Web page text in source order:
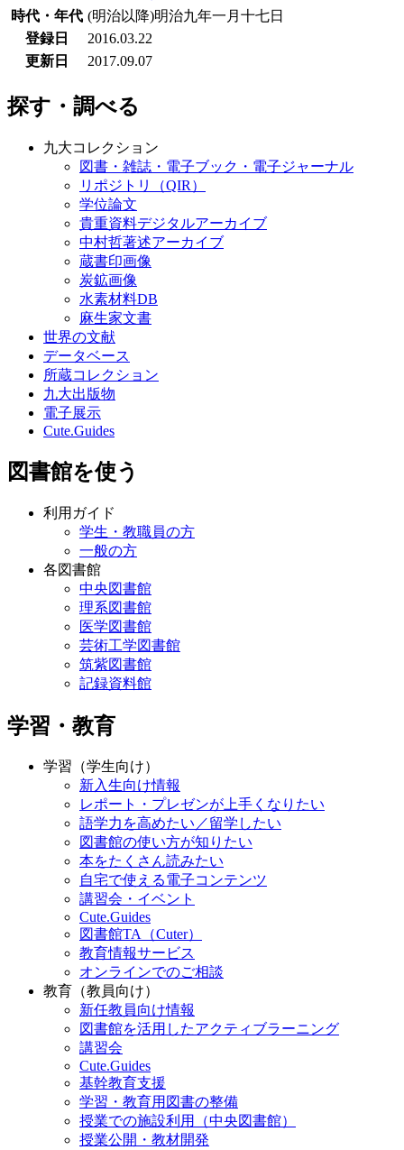
時代・年代 (明治以降)明治九年一月十七日
登録日
2016.03.22
更新日
2017.09.07
探す・調べる
九大コレクション
図書・雑誌・電子ブック・電子ジャーナル
リポジトリ（QIR）
学位論文
貴重資料デジタルアーカイブ
中村哲著述アーカイブ
蔵書印画像
炭鉱画像
水素材料DB
麻生家文書
世界の文献
データベース
所蔵コレクション
九大出版物
電子展示
Cute.Guides
図書館を使う
利用ガイド
学生・教職員の方
一般の方
各図書館
中央図書館
理系図書館
医学図書館
芸術工学図書館
筑紫図書館
記録資料館
学習・教育
学習（学生向け）
新入生向け情報
レポート・プレゼンが上手くなりたい
語学力を高めたい／留学したい
図書館の使い方が知りたい
本をたくさん読みたい
自宅で使える電子コンテンツ
講習会・イベント
Cute.Guides
図書館TA（Cuter）
教育情報サービス
オンラインでのご相談
教育（教員向け）
新任教員向け情報
図書館を活用したアクティブラーニング
講習会
Cute.Guides
基幹教育支援
学習・教育用図書の整備
授業での施設利用（中央図書館）
授業公開・教材開発